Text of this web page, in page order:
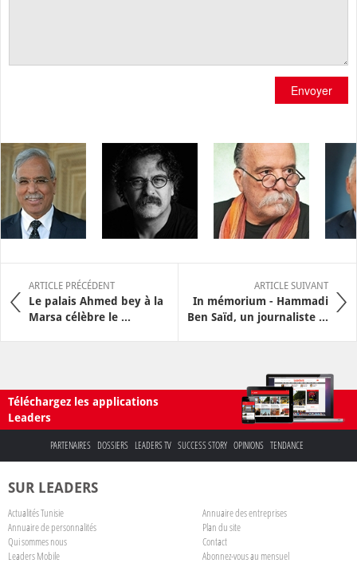
Envoyer
ARTICLE PRÉCÉDENT
Le palais Ahmed bey à la
Marsa célèbre le ...
ARTICLE SUIVANT
In mémorium - Hammadi
Ben Saïd, un journaliste ...
Téléchargez les applications
Leaders
PARTENAIRES DOSSIERS LEADERS TV SUCCESS STORY OPINIONS TENDANCE
SUR LEADERS
Actualités Tunisie
Annuaire des entreprises
Annuaire de personnalités
Plan du site
Qui sommes nous
Contact
Leaders Mobile
Abonnez-vous au mensuel